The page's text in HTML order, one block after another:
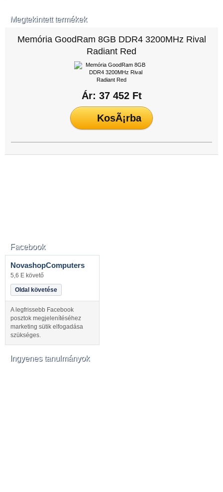
Megtekintett termékek
Memória GoodRam 8GB DDR4 3200MHz Rival
Radiant Red
Ár: 37 452 Ft
Facebook
NovashopComputers
5,6 E követő
Oldal követése
A legfrissebb Facebook
posztok megjelenítéséhez
marketing sütik elfogadása
szükséges.
Ingyenes tanulmányok